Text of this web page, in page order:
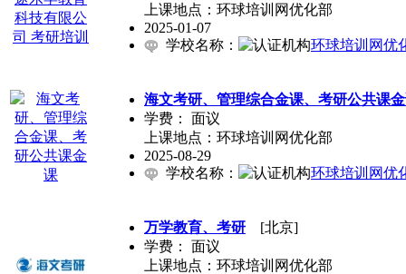
上课地点：环球培训网优化部
2025-01-07
学校名称：
环球培训网优
海文考研、管理综合金课、考研公共课
学费： 面议
上课地点：环球培训网优化部
2025-08-29
学校名称：
环球培训网优
万学教育、考研 [北京]
学费： 面议
上课地点：环球培训网优化部